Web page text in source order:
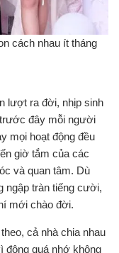
cách nhau ít tháng
lượt ra đời, nhịp sinh
đây mỗi người
mọi hoạt động đều
giờ tắm của các
và quan tâm. Dù
ngập tràn tiếng cười,
mới chào đời.
cả nhà chia nhau
đông quá nhớ không